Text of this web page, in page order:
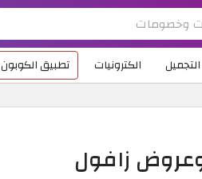
التجميل الكترونيات تطبيق الكوبون